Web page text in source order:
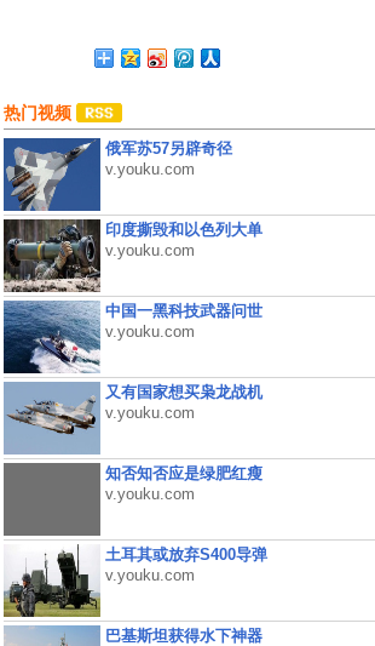
热门视频
俄军苏57另辟奇径
v.youku.com
印度撕毁和以色列大单
v.youku.com
中国一黑科技武器问世
v.youku.com
又有国家想买枭龙战机
v.youku.com
知否知否应是绿肥红瘦
v.youku.com
土耳其或放弃S400导弹
v.youku.com
巴基斯坦获得水下神器